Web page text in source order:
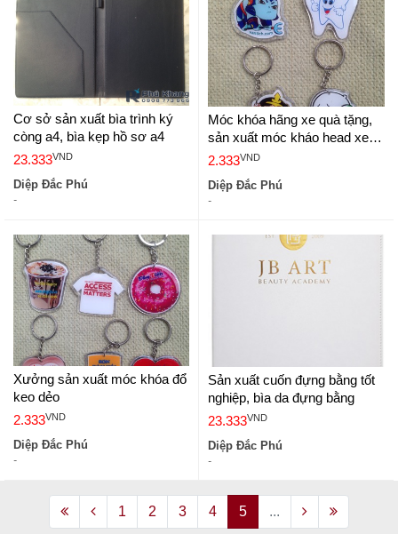
Cơ sở sản xuất bìa trình ký
còng a4, bìa kẹp hồ sơ a4
23.333VND
Diệp Đắc Phú
-
Móc khóa hãng xe quà tặng,
sản xuất móc kháo head xe
máy
2.333VND
Diệp Đắc Phú
-
Xưởng sản xuất móc khóa đổ
keo dẻo
2.333VND
Diệp Đắc Phú
-
Sản xuất cuốn đựng bằng tốt
nghiệp, bìa da đựng bằng
23.333VND
Diệp Đắc Phú
-
1 2 3 4 5 ...